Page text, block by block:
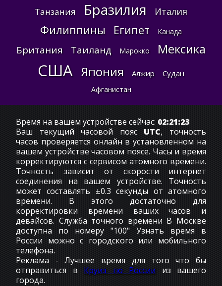
Танзания Бразилия Италия
Филиппины Египет Канада
Британия Таиланд Марокко Мексика
США Япония Алжир Судан
Афганистан
Время на вашем устройстве сейчас: 02:21:23
Ваш текущий часовой пояс UTC, точность
часов проверяется онлайн в установленном на
вашем устройстве часовом поясе. Часы и время
корректируются с сервисом атомного времени.
Точность зависит от скорости интернет
соединения на вашем устройстве. Точность
может составлять ±0.3 секунды от атомного
времени. В этого достаточно для
корректировки времени ваших часов и
девайсов. Служба точного времени В Москве
доступна по номеру "100" Узнать время в
России можно с городского или мобильного
телефона.
Реклама - Лучшее время для того что бы
отправиться в Круиз по России из вашего
города.